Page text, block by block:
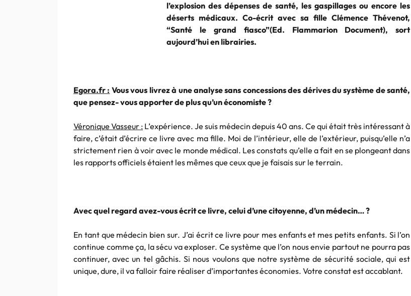
l’explosion des dépenses de santé, les gaspillages ou encore les
déserts médicaux. Co-écrit avec sa fille Clémence Thévenot,
“Santé le grand fiasco”(Ed. Flammarion Document), sort
aujourd’hui en librairies.
Egora.fr : Vous vous livrez à une analyse sans concessions des dérives du système de santé,
que pensez- vous apporter de plus qu’un économiste ?
Véronique Vasseur : L’expérience. Je suis médecin depuis 40 ans. Ce qui était très intéressant à
faire, c’était d’écrire ce livre avec ma fille. Moi de l’intérieur, elle de l’extérieur, puisqu’elle n’a
strictement rien à voir avec le monde médical. Les constats qu’elle a fait en se plongeant dans
les rapports officiels étaient les mêmes que ceux que je faisais sur le terrain.
Avec quel regard avez-vous écrit ce livre, celui d’une citoyenne, d’un médecin… ?
En tant que médecin bien sur. J’ai écrit ce livre pour mes enfants et mes petits enfants. Si l’on
continue comme ça, la sécu va exploser. Ce système que l’on nous envie partout ne pourra pas
continuer, avec un tel gâchis. Si nous voulons que notre système de sécurité sociale, qui est
unique, dure, il va falloir faire réaliser d’importantes économies. Votre constat est accablant.